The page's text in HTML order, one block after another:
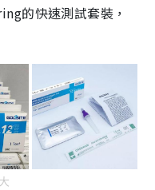
的快速測試套裝，